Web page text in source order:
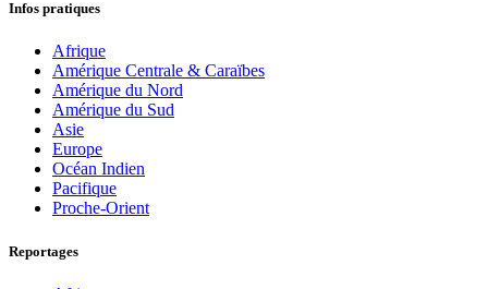
Infos pratiques
Afrique
Amérique Centrale & Caraïbes
Amérique du Nord
Amérique du Sud
Asie
Europe
Océan Indien
Pacifique
Proche-Orient
Reportages